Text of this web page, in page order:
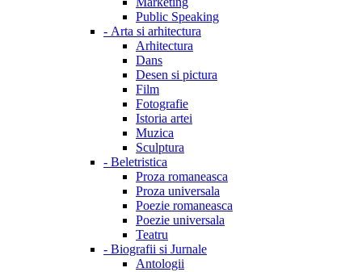
Public Speaking
- Arta si arhitectura
Arhitectura
Dans
Desen si pictura
Film
Fotografie
Istoria artei
Muzica
Sculptura
- Beletristica
Proza romaneasca
Proza universala
Poezie romaneasca
Poezie universala
Teatru
- Biografii si Jurnale
Antologii